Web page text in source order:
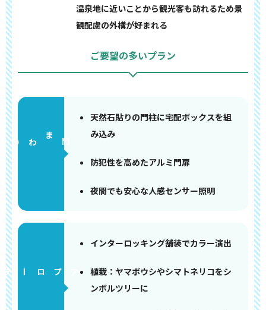
温泉地に近いことから観光客も訪れるため景
観配慮の外構が好まれる
ご要望の多いプラン
門まわり
天然石貼りの門柱に宅配ボックスを組
み込み
防犯性を高めたアルミ門扉
夜間でも安心な人感センサー照明
アプローチ
インターロッキング舗装でカラー演出
植栽：ヤマボウシやシマトネリコをシ
ンボルツリーに